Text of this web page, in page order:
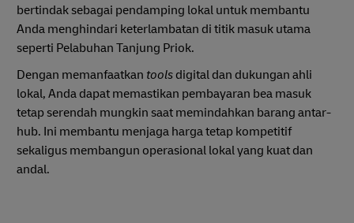
bertindak sebagai pendamping lokal untuk membantu
Anda menghindari keterlambatan di titik masuk utama
seperti Pelabuhan Tanjung Priok.
Dengan memanfaatkan tools digital dan dukungan ahli
lokal, Anda dapat memastikan pembayaran bea masuk
tetap serendah mungkin saat memindahkan barang antar-
hub. Ini membantu menjaga harga tetap kompetitif
sekaligus membangun operasional lokal yang kuat dan
andal.